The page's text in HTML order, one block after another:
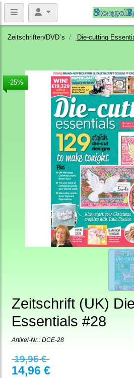
Zeitschriften/DVD`s Die-cutting
-25%
Zeitschrift (UK)
Essentials #28
Artikel-Nr.: DCE-28
19,95 €
14,96 €